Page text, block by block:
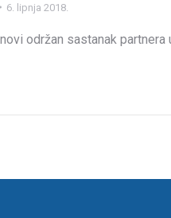
6. lipnja 2018.
održan sastanak partnera